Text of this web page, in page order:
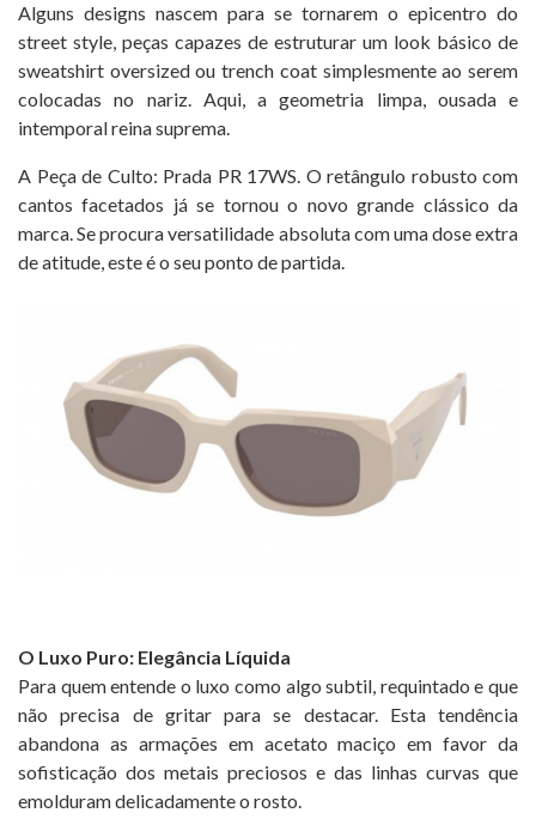
Alguns designs nascem para se tornarem o epicentro do
street style, peças capazes de estruturar um look básico de
sweatshirt oversized ou trench coat simplesmente ao serem
colocadas no nariz. Aqui, a geometria limpa, ousada e
intemporal reina suprema.
A Peça de Culto: Prada PR 17WS. O retângulo robusto com
cantos facetados já se tornou o novo grande clássico da
marca. Se procura versatilidade absoluta com uma dose extra
de atitude, este é o seu ponto de partida.
O Luxo Puro: Elegância Líquida
Para quem entende o luxo como algo subtil, requintado e que
não precisa de gritar para se destacar. Esta tendência
abandona as armações em acetato maciço em favor da
sofisticação dos metais preciosos e das linhas curvas que
emolduram delicadamente o rosto.